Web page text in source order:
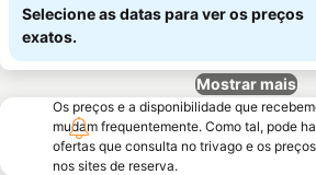
Selecione as datas para ver os preços
exatos.
Mostrar mais
Os preços e a disponibilidade que
mudam frequentemente. Como tal, pode
ofertas que consulta no trivago e os
nos sites de reserva.